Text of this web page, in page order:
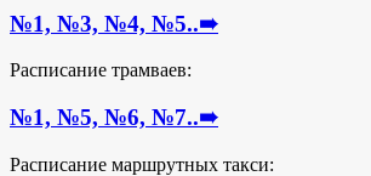
№1, №3, №4, №5..➠
Расписание трамваев:
№1, №5, №6, №7..➠
Расписание маршрутных такси: